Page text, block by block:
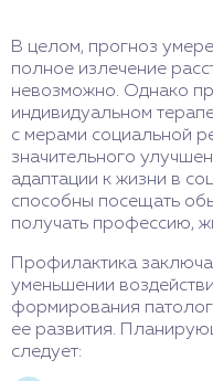
В целом, прогноз
полное излечение
невозможно. Однако
индивидуальном
с мерами социальной
значительного
адаптации к жизни в
способны посещать
получать профессию,
Профилактика
уменьшении
формирования
ее развития.
следует: